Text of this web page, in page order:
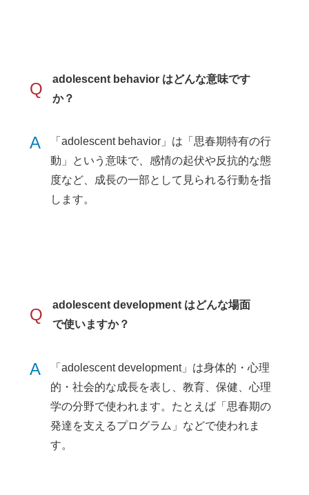
Q
adolescent behavior はどんな意味です
か？
A
「adolescent behavior」は「思春期特有の行
動」という意味で、感情の起伏や反抗的な態
度など、成長の一部として見られる行動を指
します。
Q
adolescent development はどんな場面
で使いますか？
A
「adolescent development」は身体的・心理
的・社会的な成長を表し、教育、保健、心理
学の分野で使われます。たとえば「思春期の
発達を支えるプログラム」などで使われま
す。